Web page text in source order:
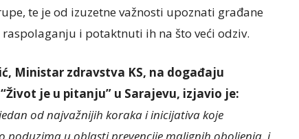
te je od izuzetne važnosti upoznati građane
i potaktnuti ih na što veći odziv.
Ministar zdravstva KS, na događaju
je u pitanju” u Sarajevu, izjavio je:
od najvažnijih koraka i inicijativa koje